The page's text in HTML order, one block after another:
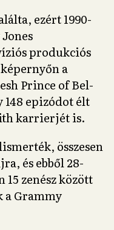
ezért 1990-
produkciós
a
Prince of Bel-
epizódot élt
karrierjét is.
összesen
és ebből 28-
zenész között
a Grammy